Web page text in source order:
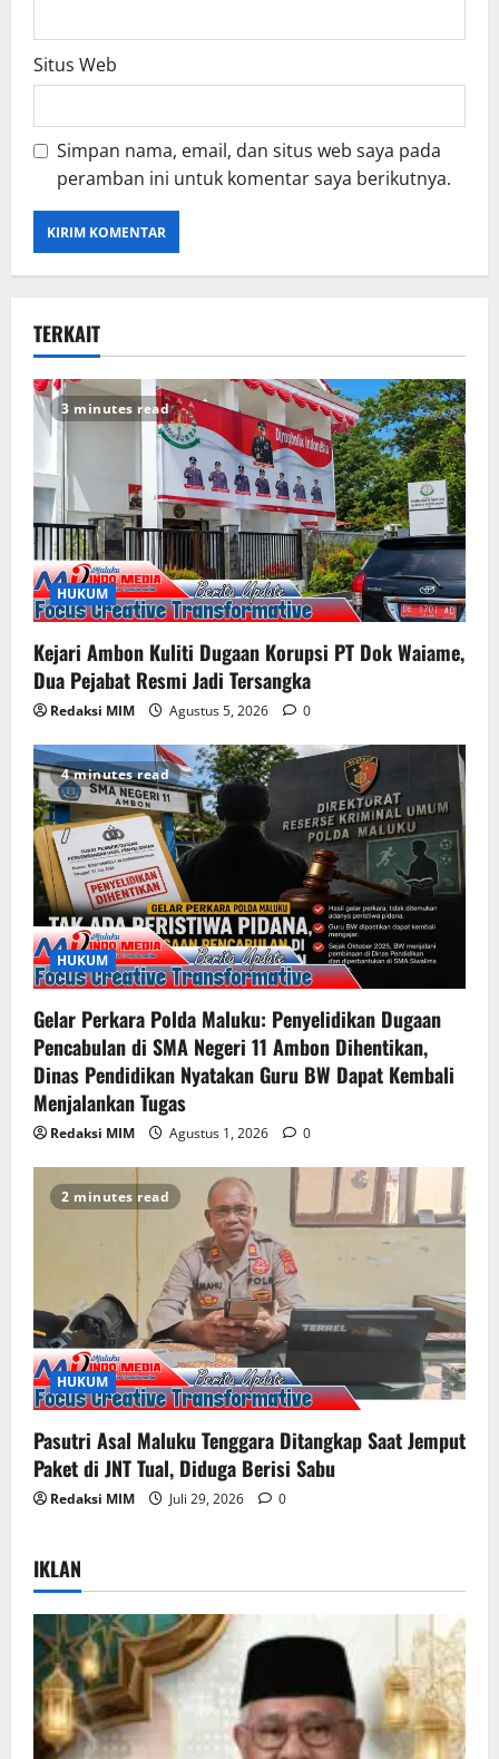
Situs Web
Simpan nama, email, dan situs web saya pada
peramban ini untuk komentar saya berikutnya.
TERKAIT
3 minutes read
HUKUM
Kejari Ambon Kuliti Dugaan Korupsi PT Dok Waiame,
Dua Pejabat Resmi Jadi Tersangka
Redaksi MIM Agustus 5, 2026 0
4 minutes read
HUKUM
Gelar Perkara Polda Maluku: Penyelidikan Dugaan
Pencabulan di SMA Negeri 11 Ambon Dihentikan,
Dinas Pendidikan Nyatakan Guru BW Dapat Kembali
Menjalankan Tugas
Redaksi MIM Agustus 1, 2026 0
2 minutes read
HUKUM
Pasutri Asal Maluku Tenggara Ditangkap Saat Jemput
Paket di JNT Tual, Diduga Berisi Sabu
Redaksi MIM Juli 29, 2026 0
IKLAN